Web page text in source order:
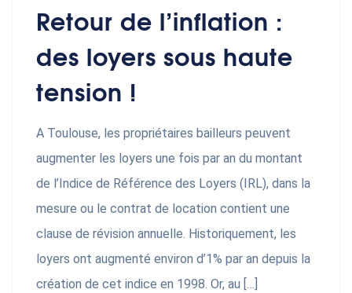
Retour de l’inflation :
des loyers sous haute
tension !
A Toulouse, les propriétaires bailleurs peuvent
augmenter les loyers une fois par an du montant
de l’Indice de Référence des Loyers (IRL), dans la
mesure ou le contrat de location contient une
clause de révision annuelle. Historiquement, les
loyers ont augmenté environ d’1% par an depuis la
création de cet indice en 1998. Or, au […]